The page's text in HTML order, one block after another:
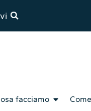
facciamo